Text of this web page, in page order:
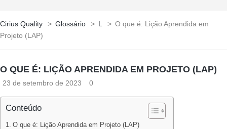
Cirius Quality > Glossário > L > O que é: Lição Aprendida em
Projeto (LAP)
O QUE É: LIÇÃO APRENDIDA EM PROJETO (LAP)
23 de setembro de 2023 0
Conteúdo
O que é: Lição Aprendida em Projeto (LAP)